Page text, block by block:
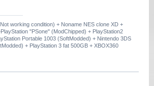
working condition) + Noname NES clone XD +
"PSone" (ModChipped) + PlayStation2
Portable 1003 (SoftModded) + Nintendo 3DS
+ PlayStation 3 fat 500GB + XBOX360